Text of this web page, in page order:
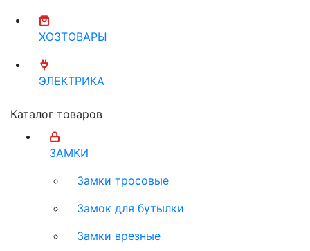
ХОЗТОВАРЫ
ЭЛЕКТРИКА
Каталог товаров
ЗАМКИ
Замки тросовые
Замок для бутылки
Замки врезные